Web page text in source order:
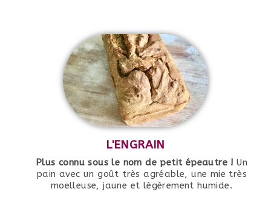
L'ENGRAIN
Plus connu sous le nom de petit épeautre ! Un
pain avec un goût très agréable, une mie très
moelleuse, jaune et légèrement humide.